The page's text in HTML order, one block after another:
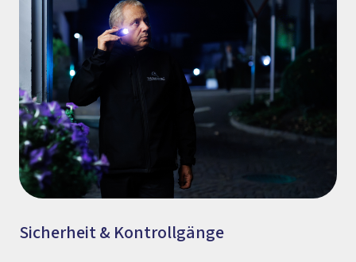
Sicherheit & Kontrollgänge